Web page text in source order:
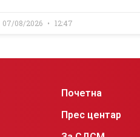
07/08/2026 12:47
Почетна
Прес центар